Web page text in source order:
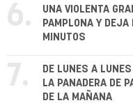
6.
UNA VIOLENTA
PAMPLONA Y
MINUTOS
7.
DE LUNES A
LA PANADERA DE
DE LA MAÑANA